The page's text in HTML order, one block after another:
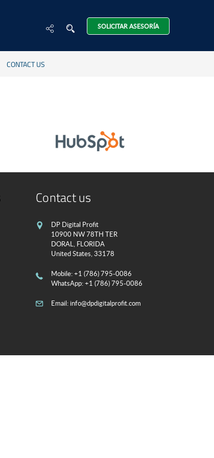
SOLICITAR ASESORÍA
CONTACT US
Contact us
DP Digital Profit
10900 NW 78TH TER
DORAL, FLORIDA
United States, 33178
Mobile: +1 (786) 795-0086
WhatsApp: +1 (786) 795-0086
Email:info@dpdigitalprofit.com